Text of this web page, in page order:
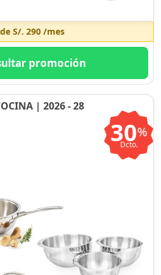
S/. 290/mes
promoción
| 2026 - 28
30%
Dcto.